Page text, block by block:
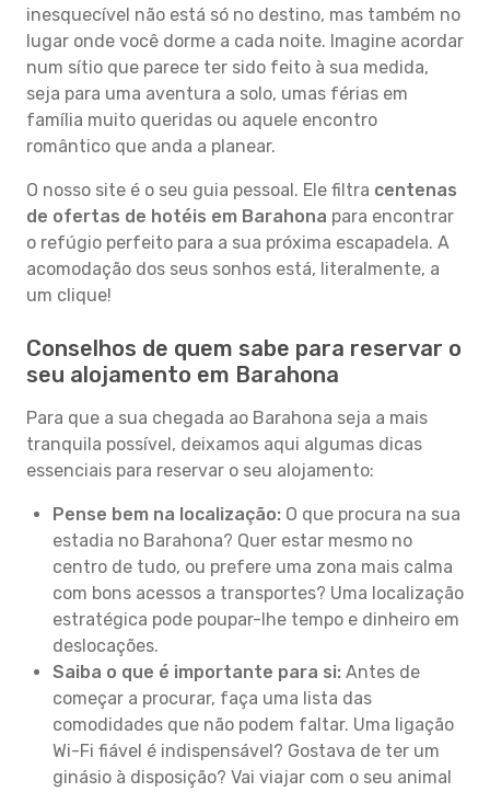
inesquecível não está só no destino, mas também no
lugar onde você dorme a cada noite. Imagine acordar
num sítio que parece ter sido feito à sua medida,
seja para uma aventura a solo, umas férias em
família muito queridas ou aquele encontro
romântico que anda a planear.
O nosso site é o seu guia pessoal. Ele filtra centenas
de ofertas de hotéis em Barahona para encontrar
o refúgio perfeito para a sua próxima escapadela. A
acomodação dos seus sonhos está, literalmente, a
um clique!
Conselhos de quem sabe para reservar o
seu alojamento em Barahona
Para que a sua chegada ao Barahona seja a mais
tranquila possível, deixamos aqui algumas dicas
essenciais para reservar o seu alojamento:
Pense bem na localização: O que procura na sua
estadia no Barahona? Quer estar mesmo no
centro de tudo, ou prefere uma zona mais calma
com bons acessos a transportes? Uma localização
estratégica pode poupar-lhe tempo e dinheiro em
deslocações.
Saiba o que é importante para si: Antes de
começar a procurar, faça uma lista das
comodidades que não podem faltar. Uma ligação
Wi-Fi fiável é indispensável? Gostava de ter um
ginásio à disposição? Vai viajar com o seu animal